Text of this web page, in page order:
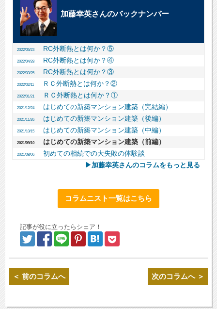
加藤幸英さんのバックナンバー
2022/05/23RC外断熱とは何か？⑤
2022/04/28RC外断熱とは何か？④
2022/03/25RC外断熱とは何か？③
2022/02/11ＲＣ外断熱とは何か？②
2022/01/21ＲＣ外断熱とは何か？①
2021/12/24はじめての新築マンション建築（完結編）
2021/11/26はじめての新築マンション建築（後編）
2021/10/15はじめての新築マンション建築（中編）
2021/09/10はじめての新築マンション建築（前編）
2021/08/06初めての相続での大失敗の体験談
▶加藤幸英さんのコラムをもっと見る
コラムニスト一覧はこちら
記事が役に立ったらシェア！
＜ 前のコラムへ 次のコラムへ ＞